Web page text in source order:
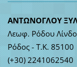
ΑΝΤΩΝΟΓΛΟΥ
Λεωφ. Ρόδου
Ρόδος - Τ.Κ. 85100
(+30) 2241062540